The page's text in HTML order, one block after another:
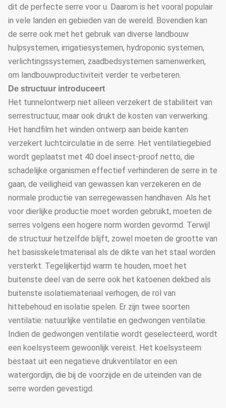
dit de perfecte serre voor u. Daarom is het vooral populair
in vele landen en gebieden van de wereld. Bovendien kan
de serre ook met het gebruik van diverse landbouw
hulpsystemen, irrigatiesystemen, hydroponic systemen,
verlichtingssystemen, zaadbedsystemen samenwerken,
om landbouwproductiviteit verder te verbeteren.
De structuur introduceert
Het tunnelontwerp niet alleen verzekert de stabiliteit van
serrestructuur, maar ook drukt de kosten van verwerking.
Het handfilm het winden ontwerp aan beide kanten
verzekert luchtcirculatie in de serre. Het ventilatiegebied
wordt geplaatst met 40 doel insect-proof netto, die
schadelijke organismen effectief verhinderen de serre in te
gaan, de veiligheid van gewassen kan verzekeren en de
normale productie van serregewassen handhaven. Als het
voor dierlijke productie moet worden gebruikt, moeten de
serres volgens een hogere norm worden gevormd. Terwijl
de structuur hetzelfde blijft, zowel moeten de grootte van
het basisskeletmateriaal als de dikte van het staal worden
versterkt. Tegelijkertijd warm te houden, moet het
buitenste deel van de serre ook het katoenen dekbed als
buitenste isolatiemateriaal verhogen, de rol van
hittebehoud en isolatie spelen. Er zijn twee soorten
ventilatie: natuurlijke ventilatie en gedwongen ventilatie.
Indien de gedwongen ventilatie wordt geselecteerd, wordt
een koelsysteem gewoonlijk vereist. Het koelsysteem
bestaat uit een negatieve drukventilator en een
watergordijn, die bij de voorzijde en de uiteinden van de
serre worden gevestigd.